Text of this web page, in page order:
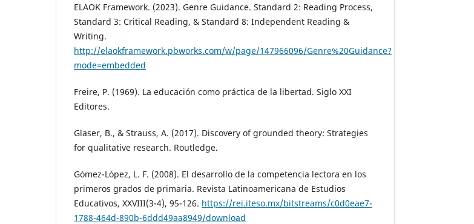
ELAOK Framework. (2023). Genre Guidance. Standard 2: Reading Process,
Standard 3: Critical Reading, & Standard 8: Independent Reading &
Writing.
http://elaokframework.pbworks.com/w/page/147966096/Genre%20Guidance?
mode=embedded
Freire, P. (1969). La educación como práctica de la libertad. Siglo XXI
Editores.
Glaser, B., & Strauss, A. (2017). Discovery of grounded theory: Strategies
for qualitative research. Routledge.
Gómez-López, L. F. (2008). El desarrollo de la competencia lectora en los
primeros grados de primaria. Revista Latinoamericana de Estudios
Educativos, XXVIII(3-4), 95-126. https://rei.iteso.mx/bitstreams/c0d0eae7-
1788-464d-890b-6ddd49aa8949/download